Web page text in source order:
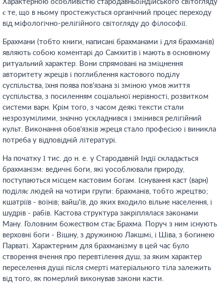
Характерною особливістю стародавньоіндійського світогляду
є те, що в ньому простежується органічний процес переходу
від міфологічно-релігійного світогляду до філософії.
Брахмани (тобто книги, написані брахманами і для брахманів)
являють собою коментарі до Самхитів і мають в основному
ритуальний характер. Вони спрямовані на зміцнення
авторитету жреців і поглиблення кастового поділу
суспільства, їхня поява пов'язана зі зміною умов життя
суспільства, з посиленням соціальної нерівності, розвитком
системи варн. Крім того, з часом деякі тексти стали
незрозумілими, значно ускладнився і змінився релігійний
культ. Виконання обов'язків жреця стало професією і виникла
потреба у відповідній літературі.
На початку І тис. до н. е. у Стародавній Індії складається
брахманізм: ведичні боги, які уособлювали природу,
поступаються місцем кастовим богам. Існування каст (варн)
поділяє людей на чотири групи: брахманів, тобто жрецтво;
кшатріїв - воїнів; вайш'їв, до яких входило вільне населення, і
шудрів - рабів. Кастова структура закріплялася законами
Ману. Головним божеством стає Брахма. Поруч з ним існують
верховні боги - Вішну, з дружиною Лакшмі, і Шіва, з богинею
Парваті. Характерним для брахманізму в цей час було
створення вчення про перевтілення душ, за яким характер
переселення душі після смерті матеріального тіла залежить
від того, як померлий виконував закони касти.